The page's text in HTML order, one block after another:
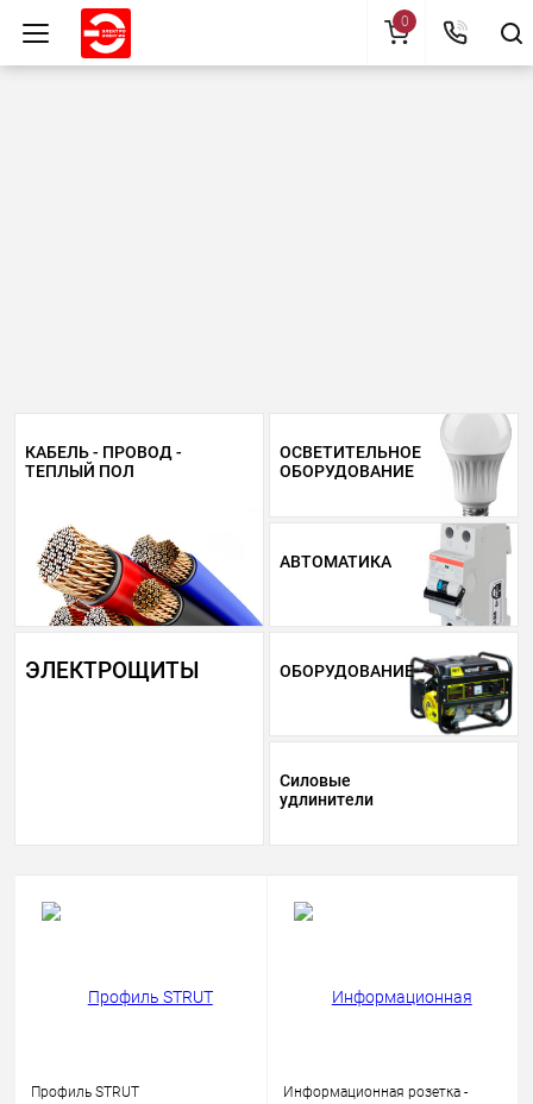
КАБЕЛЬ - ПРОВОД -
ТЕПЛЫЙ ПОЛ
ОСВЕТИТЕЛЬНОЕ
ОБОРУДОВАНИЕ
АВТОМАТИКА
ЭЛЕКТРОЩИТЫ ОБОРУДОВАНИЕ
Силовые
удлинители
Профиль STRUT
Информационная розетка -
0